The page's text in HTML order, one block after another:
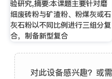
验研究,摘要:本课题主要针对磨
细废砖粉与矿渣粉、粉煤灰或石
灰石粉以不同比例进行三组分复
合，制备新型复合
对此设备感兴趣？或